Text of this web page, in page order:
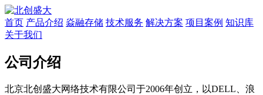
首页 产品介绍 焱融存储 技术服务 解决方案 项目案例 知识库
关于我们
公司介绍
北京北创盛大网络技术有限公司于2006年创立，以DELL、浪